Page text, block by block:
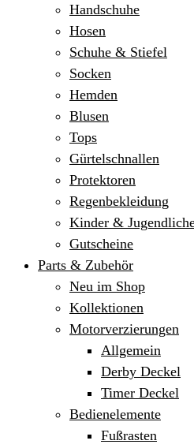
Handschuhe
Hosen
Schuhe & Stiefel
Socken
Hemden
Blusen
Tops
Gürtelschnallen
Protektoren
Regenbekleidung
Kinder &
Gutscheine
Parts & Zubehör
Neu im Shop
Kollektionen
Motorverzierungen
Allgemein
Derby Deckel
Timer Deckel
Bedienelemente
Fußrasten